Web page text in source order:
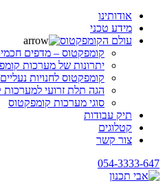
אודותינו
מידע טכני
עולם הקומפקטוס
קומפקטוס – מדפים
יתרונות של מערכות
קומפקטוס לחנויות נעליים
הגה תלת זרועי למערכות
סוגי מערכות קומפקטוס
תיק עבודות
קטלוגים
צור קשר
054-3333-647